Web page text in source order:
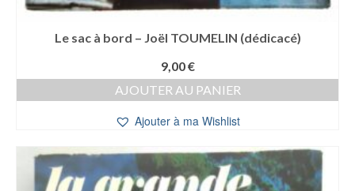
Le sac à bord – Joël TOUMELIN (dédicacé)
9,00€
AJOUTER AU PANIER
Ajouter à ma Wishlist